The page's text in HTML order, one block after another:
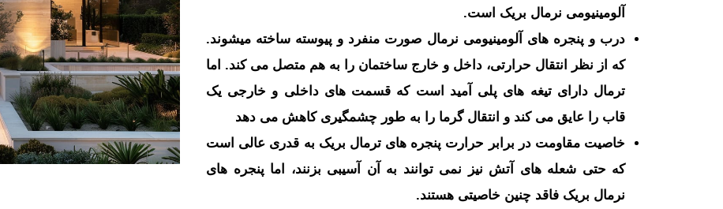
آلومینیومی نرمال بریک است.
درب و پنجره های آلومینیومی نرمال صورت منفرد و پیوسته ساخته میشوند.
که از نظر انتقال حرارتی، داخل و خارج ساختمان را به هم متصل می کند. اما
ترمال دارای تیغه های پلی آمید است که قسمت های داخلی و خارجی یک
قاب را عایق می کند و انتقال گرما را به طور چشمگیری کاهش می دهد
خاصیت مقاومت در برابر حرارت پنجره های ترمال بریک به قدری عالی است
که حتی شعله های آتش نیز نمی توانند به آن آسیبی بزنند، اما پنجره های
نرمال بریک فاقد چنین خاصیتی هستند.